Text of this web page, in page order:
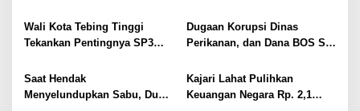
Sumsel Tahun 2026
Wali Kota Tebing Tinggi
Tekankan Pentingnya SP3
Dugaan Korupsi Dinas
Perikanan, dan Dana BOS SD
Terus Dipertajam Kajari Lahat
Saat Hendak
Menyelundupkan Sabu, Dua
Kajari Lahat Pulihkan
Keuangan Negara Rp. 2,1